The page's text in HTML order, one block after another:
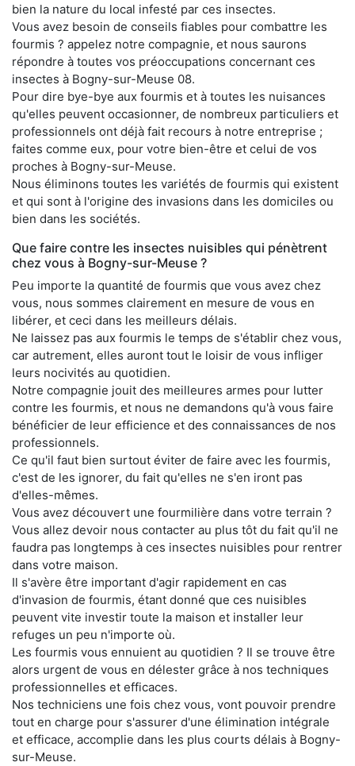
bien la nature du local infesté par ces insectes.
Vous avez besoin de conseils fiables pour combattre les
fourmis ? appelez notre compagnie, et nous saurons
répondre à toutes vos préoccupations concernant ces
insectes à Bogny-sur-Meuse 08.
Pour dire bye-bye aux fourmis et à toutes les nuisances
qu'elles peuvent occasionner, de nombreux particuliers et
professionnels ont déjà fait recours à notre entreprise ;
faites comme eux, pour votre bien-être et celui de vos
proches à Bogny-sur-Meuse.
Nous éliminons toutes les variétés de fourmis qui existent
et qui sont à l'origine des invasions dans les domiciles ou
bien dans les sociétés.
Que faire contre les insectes nuisibles qui pénètrent
chez vous à Bogny-sur-Meuse ?
Peu importe la quantité de fourmis que vous avez chez
vous, nous sommes clairement en mesure de vous en
libérer, et ceci dans les meilleurs délais.
Ne laissez pas aux fourmis le temps de s'établir chez vous,
car autrement, elles auront tout le loisir de vous infliger
leurs nocivités au quotidien.
Notre compagnie jouit des meilleures armes pour lutter
contre les fourmis, et nous ne demandons qu'à vous faire
bénéficier de leur efficience et des connaissances de nos
professionnels.
Ce qu'il faut bien surtout éviter de faire avec les fourmis,
c'est de les ignorer, du fait qu'elles ne s'en iront pas
d'elles-mêmes.
Vous avez découvert une fourmilière dans votre terrain ?
Vous allez devoir nous contacter au plus tôt du fait qu'il ne
faudra pas longtemps à ces insectes nuisibles pour rentrer
dans votre maison.
Il s'avère être important d'agir rapidement en cas
d'invasion de fourmis, étant donné que ces nuisibles
peuvent vite investir toute la maison et installer leur
refuges un peu n'importe où.
Les fourmis vous ennuient au quotidien ? Il se trouve être
alors urgent de vous en délester grâce à nos techniques
professionnelles et efficaces.
Nos techniciens une fois chez vous, vont pouvoir prendre
tout en charge pour s'assurer d'une élimination intégrale
et efficace, accomplie dans les plus courts délais à Bogny-
sur-Meuse.